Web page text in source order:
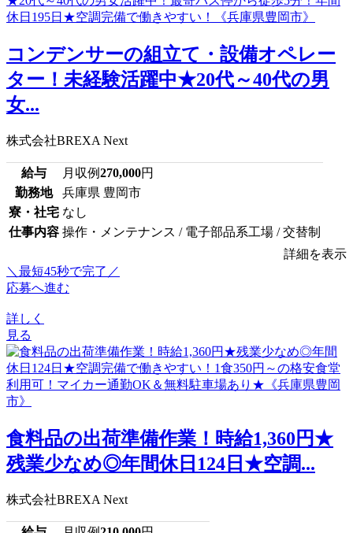
コンデンサーの組立て・設備オペレー
ター！未経験活躍中★20代～40代の男
女...
株式会社BREXA Next
給与 月収例270,000円
勤務地
兵庫県 豊岡市
寮・社宅 なし
仕事内容 操作・メンテナンス / 電子部品系工場 / 交替制
詳細を表示
＼最短45秒で完了／
応募へ進む
詳しく
見る
食料品の出荷準備作業！時給1,360円★
残業少なめ◎年間休日124日★空調...
株式会社BREXA Next